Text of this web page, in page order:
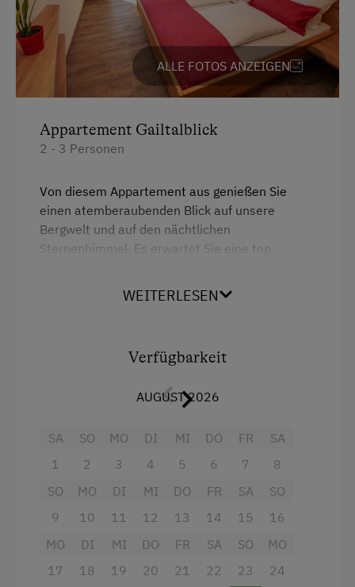
Ferienwohnung ebenerdig
Ferienwohnung mit Frühstück
Geschirr vorhanden
Holzterrasse
Mikrowelle
Waschmaschine
Frühstück vom Buffett
Österreichische Spezialitäten
Übernachtung mit Frühstück
Übernachtung mit Halbpension
Toilette
Über Wasser
Wasserkocher
ALLE FOTOS ANZEIGEN
Appartement Gailtalblick
2 - 3 Personen
Von diesem Appartement aus genießen Sie
einen atemberaubenden Blick auf unsere
Bergwelt und auf den nächtlichen
Sternenhimmel. Es erwartet Sie eine top
Flachbildschirm SAT-TV, 1 Doppelbett,1
Küchenblock mit zahlreichen E-Geräten (z. B.
Das Badezimmer verfügt über eine Dusche, Wc,
Haarföhn.
Bettwäsche und Handtücher incl.
Das Appartement befindet sich im 1. Stock und
ist über eine Stiege erreichbar.
Ausstattung
WEITERLESEN
Verfügbarkeit
AUGUST 2026
SA
1
SO
2
MO
3
DI
4
MI
5
DO
6
FR
7
SA
8
SO
9
MO
10
DI
11
MI
12
DO
13
FR
14
SA
15
SO
16
MO
17
DI
18
MI
19
DO
20
FR
21
SA
22
SO
23
MO
24